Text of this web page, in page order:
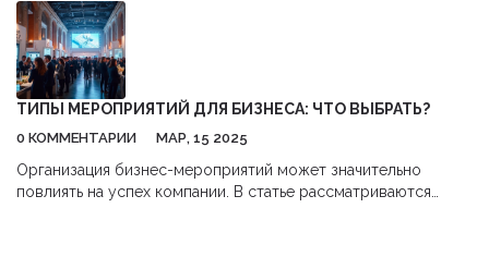
какими подводными камнями сталкиваются компании. Также
статья дает несколько полезных советов для начинающих в
сфере организации мероприятий.
ТИПЫ МЕРОПРИЯТИЙ ДЛЯ БИЗНЕСА: ЧТО ВЫБРАТЬ?
0 КОММЕНТАРИИ МАР, 15 2025
Организация бизнес-мероприятий может значительно
повлиять на успех компании. В статье рассматриваются